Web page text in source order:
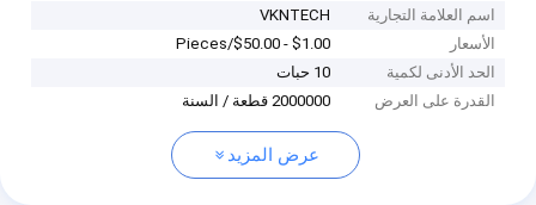
اسم العلامة التجارية
VKNTECH
الأسعار
$1.00 - $50.00/Pieces
الحد الأدنى لكمية
10 حبات
القدرة على العرض
2000000 قطعة / السنة
عرض المزيد